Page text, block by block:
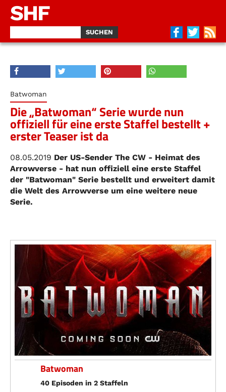
SHF
Batwoman
Die „Batwoman“ Serie wurde nun
offiziell für eine erste Staffel bestellt +
erster Teaser ist da
08.05.2019 Der US-Sender The CW - Heimat des
Arrowverse - hat nun offiziell eine erste Staffel
der "Batwoman" Serie bestellt und erweitert damit
die Welt des Arrowverse um eine weitere neue
Serie.
Batwoman
40 Episoden in 2 Staffeln